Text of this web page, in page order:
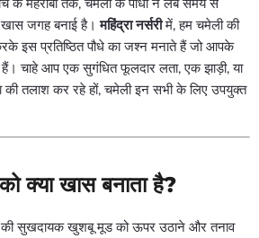
के मेहराबों तक, चमेली के पौधों ने लंबे समय से
खास जगह बनाई है।महिंद्रा नर्सरीमें, हम चमेली की
इस प्रतिष्ठित पौधे का जश्न मनाते हैं जो आपके
चाहे आप एक सुगंधित फूलदार लता, एक झाड़ी, या
तलाश कर रहे हों, चमेली इन सभी के लिए उपयुक्त
क्या खास बनाता है?
सुखदायक खुशबू मूड को ऊपर उठाने और तनाव